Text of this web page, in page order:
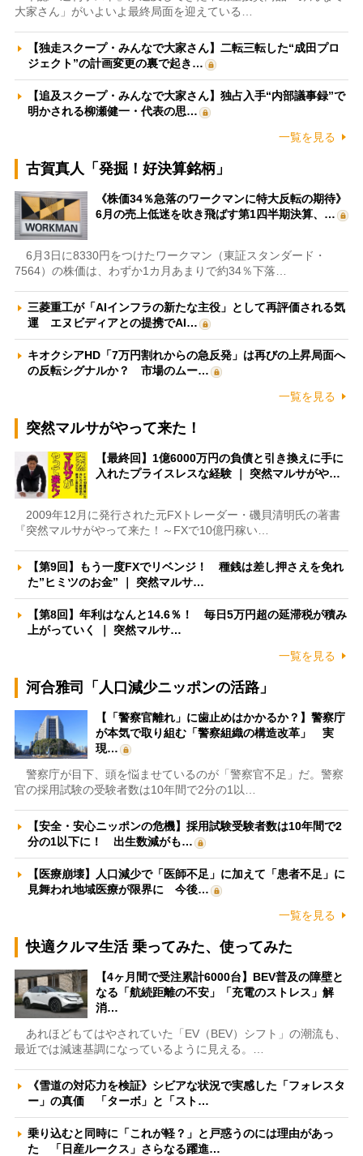
大家さん」がいよいよ最終局面を迎えている…
【独走スクープ・みんなで大家さん】二転三転した“成田プロ
ジェクト”の計画変更の裏で起き…
【追及スクープ・みんなで大家さん】独占入手“内部議事録”で
明かされる柳瀬健一・代表の思…
一覧を見る
古賀真人「発掘！好決算銘柄」
《株価34％急落のワークマンに特大反転の期待》
6月の売上低迷を吹き飛ばす第1四半期決算、…
6月3日に8330円をつけたワークマン（東証スタンダード・
7564）の株価は、わずか1カ月あまりで約34％下落…
三菱重工が「AIインフラの新たな主役」として再評価される気
運 エヌビディアとの提携でAI…
キオクシアHD「7万円割れからの急反発」は再びの上昇局面へ
の反転シグナルか？ 市場のムー…
一覧を見る
突然マルサがやって来た！
【最終回】1億6000万円の負債と引き換えに手に
入れたプライスレスな経験 ｜ 突然マルサがや…
2009年12月に発行された元FXトレーダー・磯貝清明氏の著書
『突然マルサがやって来た！～FXで10億円稼い…
【第9回】もう一度FXでリベンジ！ 種銭は差し押さえを免れ
た”ヒミツのお金” ｜ 突然マルサ…
【第8回】年利はなんと14.6％！ 毎日5万円超の延滞税が積み
上がっていく ｜ 突然マルサ…
一覧を見る
河合雅司「人口減少ニッポンの活路」
【「警察官離れ」に歯止めはかかるか？】警察庁
が本気で取り組む「警察組織の構造改革」 実
現…
警察庁が目下、頭を悩ませているのが「警察官不足」だ。警察
官の採用試験の受験者数は10年間で2分の1以…
【安全・安心ニッポンの危機】採用試験受験者数は10年間で2
分の1以下に！ 出生数減がも…
【医療崩壊】人口減少で「医師不足」に加えて「患者不足」に
見舞われ地域医療が限界に 今後…
一覧を見る
快適クルマ生活 乗ってみた、使ってみた
【4ヶ月間で受注累計6000台】BEV普及の障壁と
なる「航続距離の不安」「充電のストレス」解
消…
あれほどもてはやされていた「EV（BEV）シフト」の潮流も、
最近では減速基調になっているように見える。…
《雪道の対応力を検証》シビアな状況で実感した「フォレスタ
ー」の真価 「ターボ」と「スト…
乗り込むと同時に「これが軽？」と戸惑うのには理由があっ
た 「日産ルークス」さらなる躍進…